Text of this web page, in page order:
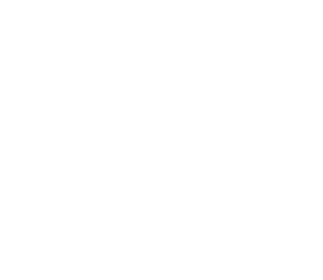
Ihre
Wählen Sie Ihre
Workshops und
persönlicher,